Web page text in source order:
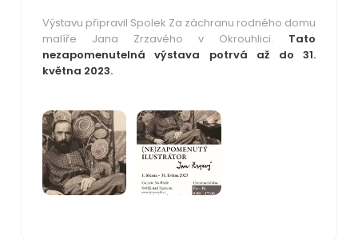
Výstavu připravil Spolek Za záchranu rodného domu
malíře Jana Zrzavého v Okrouhlici. Tato
nezapomenutelná výstava potrvá až do 31.
května 2023.